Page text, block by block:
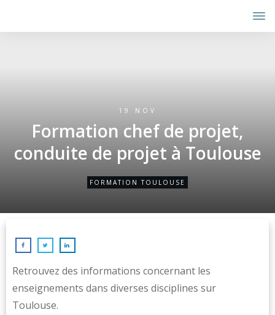
19 NOV
Formation chef de projet,
conduite de projet à Toulouse
FORMATION TOULOUSE
Retrouvez des informations concernant les
enseignements dans diverses disciplines sur
Toulouse.